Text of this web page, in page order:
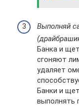
Выполняй
Банка и
сгоняют
удаляет
Банки и
выполнять